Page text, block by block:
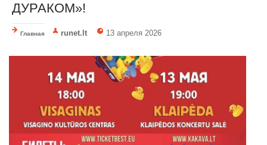
ДУРАКОМ»!
Главная runet.lt 13 апреля 2026